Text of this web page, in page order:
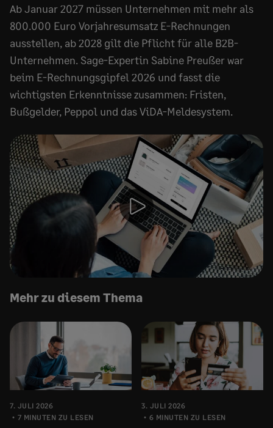
Ab Januar 2027 müssen Unternehmen mit mehr als
800.000 Euro Vorjahresumsatz E-Rechnungen
ausstellen, ab 2028 gilt die Pflicht für alle B2B-
Unternehmen. Sage-Expertin Sabine Preußer war
beim E-Rechnungsgipfel 2026 und fasst die
wichtigsten Erkenntnisse zusammen: Fristen,
Bußgelder, Peppol und das ViDA-Meldesystem.
Mehr zu diesem Thema
7. JULI 2026
7 MINUTEN ZU LESEN
3. JULI 2026
6 MINUTEN ZU LESEN